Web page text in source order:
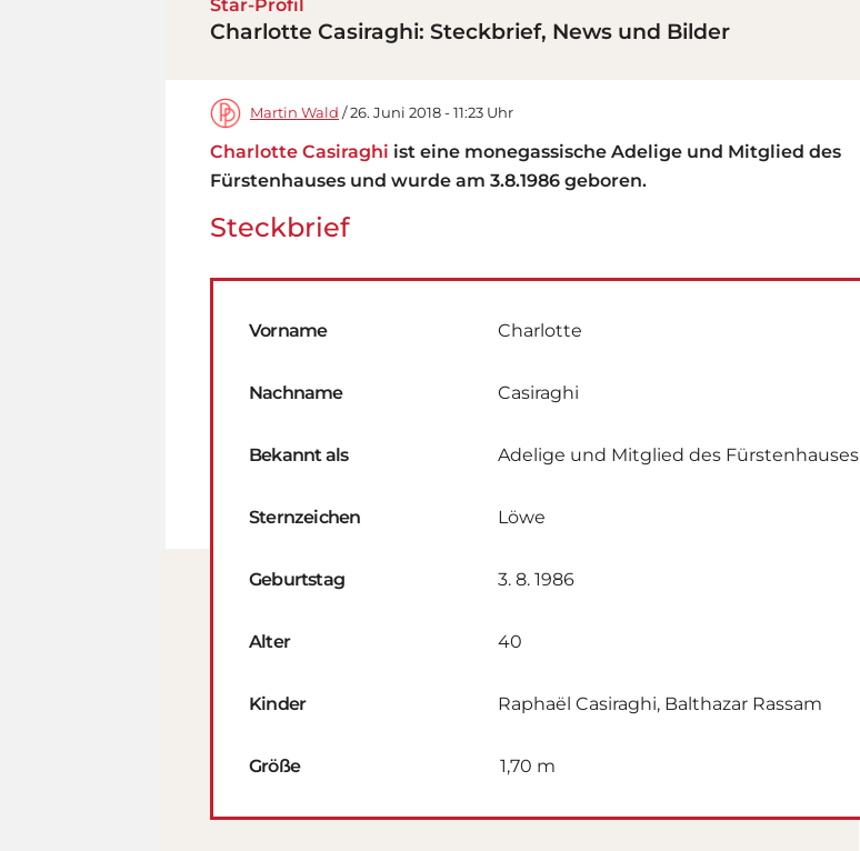
Star-Profil
Charlotte Casiraghi: Steckbrief, News und Bilder
Martin Wald / 26. Juni 2018 - 11:23 Uhr
Charlotte Casiraghi ist eine monegassische Adelige und Mitglied des
Fürstenhauses und wurde am 3.8.1986 geboren.
Steckbrief
Vorname Charlotte
Nachname Casiraghi
Bekannt als Adelige und Mitglied des Fürstenhauses
Sternzeichen Löwe
Geburtstag 3. 8. 1986
Alter 40
Kinder Raphaël Casiraghi, Balthazar Rassam
Größe 1,70 m